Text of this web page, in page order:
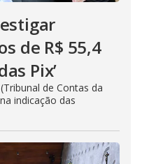
de R$ 55,4
Pix’
de Contas da
indicação das